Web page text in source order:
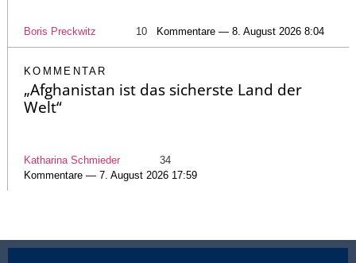
Boris Preckwitz 10 Kommentare — 8. August 2026 8:04
KOMMENTAR
„Afghanistan ist das sicherste Land der
Welt“
Katharina Schmieder
34
Kommentare — 7. August 2026 17:59